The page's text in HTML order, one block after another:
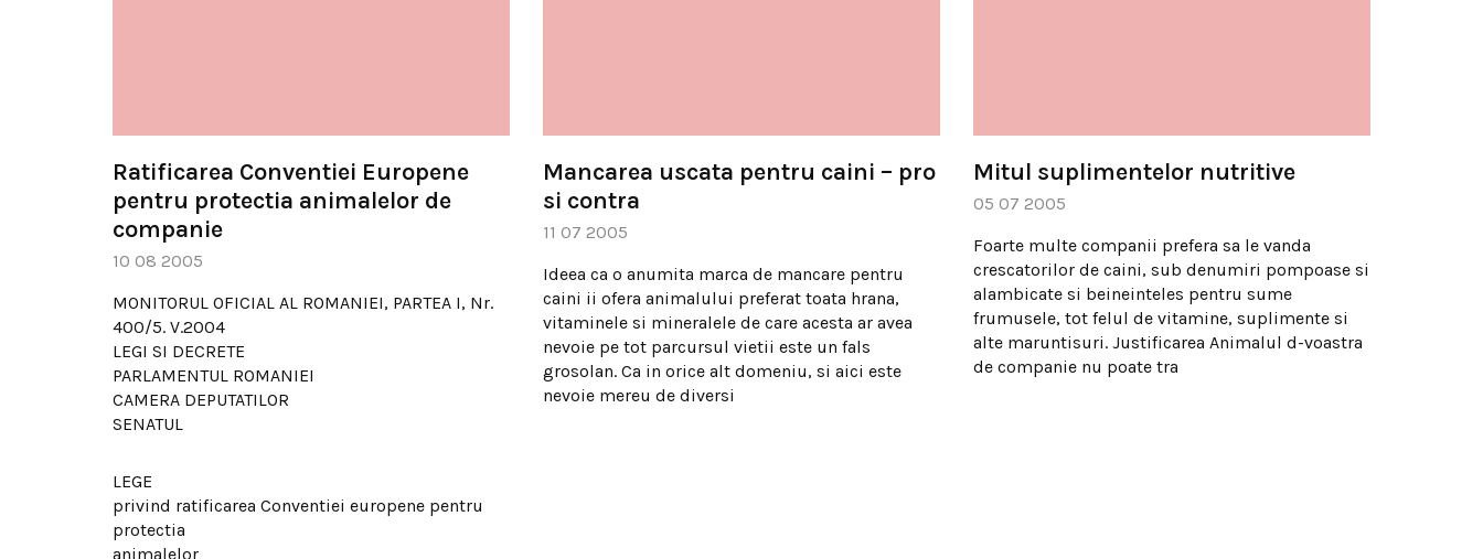
Ratificarea Conventiei Europene
pentru protectia animalelor de
companie
10 08 2005
MONITORUL OFICIAL AL ROMANIEI, PARTEA I, Nr.
400/5. V.2004
LEGI SI DECRETE
PARLAMENTUL ROMANIEI
CAMERA DEPUTATILOR
SENATUL
LEGE
privind ratificarea Conventiei europene pentru
protectia
animalelor
Mancarea uscata pentru caini – pro
si contra
11 07 2005
Ideea ca o anumita marca de mancare pentru
caini ii ofera animalului preferat toata hrana,
vitaminele si mineralele de care acesta ar avea
nevoie pe tot parcursul vietii este un fals
grosolan. Ca in orice alt domeniu, si aici este
nevoie mereu de diversi
Mitul suplimentelor nutritive
05 07 2005
Foarte multe companii prefera sa le vanda
crescatorilor de caini, sub denumiri pompoase si
alambicate si beineinteles pentru sume
frumusele, tot felul de vitamine, suplimente si
alte maruntisuri. Justificarea Animalul d-voastra
de companie nu poate tra